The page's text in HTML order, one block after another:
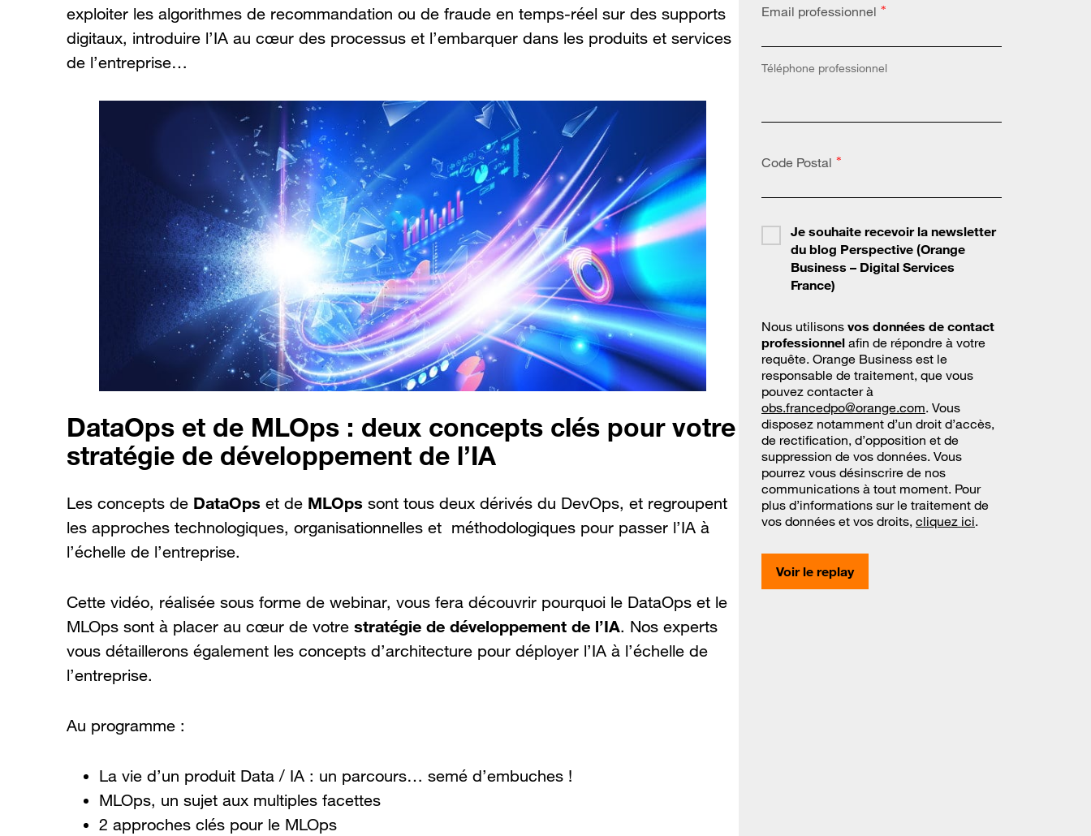
exploiter les algorithmes de recommandation ou de fraude en temps-réel sur des supports
digitaux, introduire l’IA au cœur des processus et l’embarquer dans les produits et services
de l’entreprise…
DataOps et de MLOps : deux concepts clés pour votre
stratégie de développement de l’IA
Les concepts de DataOps et de MLOps sont tous deux dérivés du DevOps, et regroupent
les approches technologiques, organisationnelles et méthodologiques pour passer l’IA à
l’échelle de l’entreprise.
Cette vidéo, réalisée sous forme de webinar, vous fera découvrir pourquoi le DataOps et le
MLOps sont à placer au cœur de votre stratégie de développement de l’IA. Nos experts
vous détaillerons également les concepts d’architecture pour déployer l’IA à l’échelle de
l’entreprise.
Au programme :
La vie d’un produit Data / IA : un parcours… semé d’embuches !
MLOps, un sujet aux multiples facettes
2 approches clés pour le MLOps
*
Email professionnel
Téléphone professionnel
*
Code Postal
Je souhaite recevoir la newsletter
du blog Perspective (Orange
Business – Digital Services
France)
Nous utilisons vos données de contact
professionnel afin de répondre à votre
requête. Orange Business est le
responsable de traitement, que vous
pouvez contacter à
obs.francedpo@orange.com. Vous
disposez notamment d’un droit d’accès,
de rectification, d’opposition et de
suppression de vos données. Vous
pourrez vous désinscrire de nos
communications à tout moment. Pour
plus d’informations sur le traitement de
vos données et vos droits, cliquez ici.
Voir le replay